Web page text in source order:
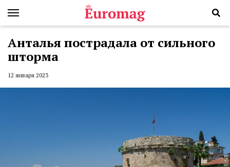
Анталья пострадала от сильного
шторма
12 января 2023